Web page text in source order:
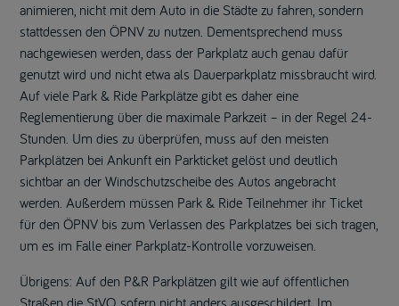
animieren, nicht mit dem Auto in die Städte zu fahren, sondern
stattdessen den ÖPNV zu nutzen. Dementsprechend muss
nachgewiesen werden, dass der Parkplatz auch genau dafür
genutzt wird und nicht etwa als Dauerparkplatz missbraucht wird.
Auf viele Park & Ride Parkplätze gibt es daher eine
Reglementierung über die maximale Parkzeit – in der Regel 24-
Stunden. Um dies zu überprüfen, muss auf den meisten
Parkplätzen bei Ankunft ein Parkticket gelöst und deutlich
sichtbar an der Windschutzscheibe des Autos angebracht
werden. Außerdem müssen Park & Ride Teilnehmer ihr Ticket
für den ÖPNV bis zum Verlassen des Parkplatzes bei sich tragen,
um es im Falle einer Parkplatz-Kontrolle vorzuweisen.
Übrigens: Auf den P&R Parkplätzen gilt wie auf öffentlichen